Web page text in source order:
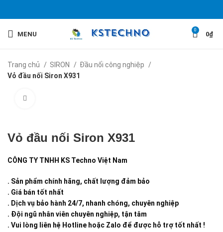
MENU
0
0₫
Trang chủ SIRON
Đầu nối công nghiệp
Vỏ đầu nối Siron X931
Vỏ đầu nối Siron X931
CÔNG TY TNHH KS Techno Việt Nam
. Sản phẩm chính hãng, chất lượng đảm bảo
. Giá bán tốt nhất
. Dịch vụ bảo hành 24/7, nhanh chóng, chuyên nghiệp
. Đội ngũ nhân viên chuyên nghiệp, tận tâm
. Vui lòng liên hệ Hotline hoặc Zalo để được hỗ trợ tốt nhất !